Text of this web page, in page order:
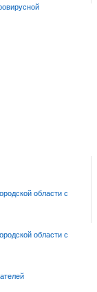
области с
области с